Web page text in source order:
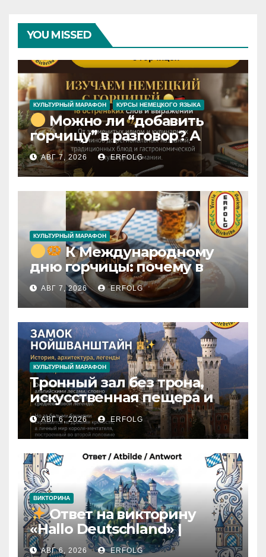
YOU MISSED
КУЛЬТУРНЫЙ МАРАФОН КУРСЫ НЕМЕЦКОГО ЯЗЫКА
Можно ли “добавить
горчицу” в разговор? А
сделать “длинную
горчицу”? И почему у
обычного Senf столько
разных имён?
АВГ 7, 2026 ERFOLG
КУЛЬТУРНЫЙ МАРАФОН
К Международному
дню горчицы: почему в
Германии Senf — это
гораздо больше, чем
просто соус?
АВГ 7, 2026 ERFOLG
КУЛЬТУРНЫЙ МАРАФОН
Тронный зал без трона,
искусственная пещера и
только 14 завершённых
комнат: какие тайны
скрывает Нойшванштайн?
АВГ 6, 2026 ERFOLG
ВИКТОРИНА
Ответ на викторину
«Hallo Deutschland» |
Карточка №46
АВГ 6, 2026 ERFOLG